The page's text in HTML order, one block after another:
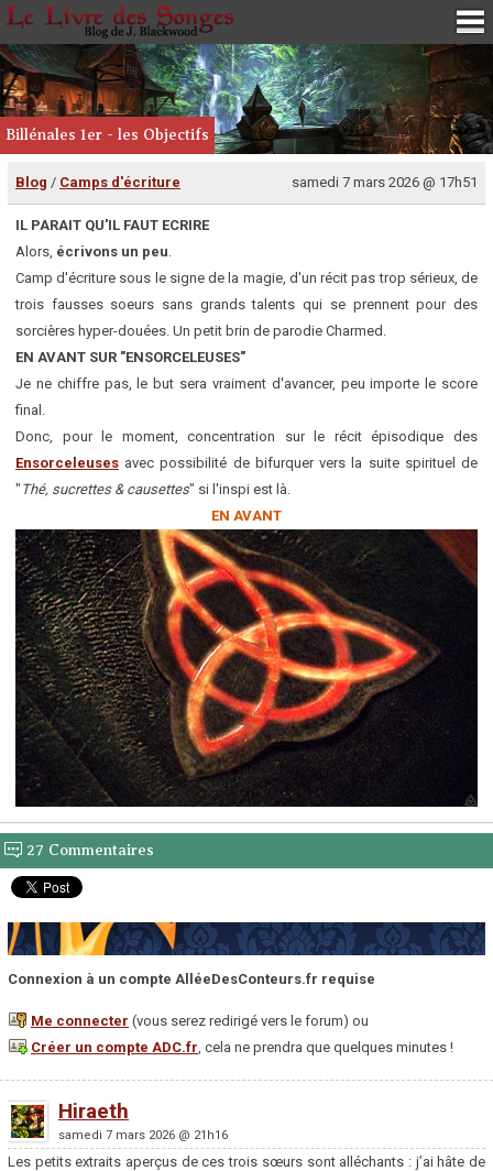
Billénales 1er - les Objectifs
Blog / Camps d'écriture samedi 7 mars 2026 @ 17h51
IL PARAIT QU'IL FAUT ECRIRE
Alors, écrivons un peu.
Camp d'écriture sous le signe de la magie, d'un récit pas trop sérieux, de
trois fausses soeurs sans grands talents qui se prennent pour des
sorcières hyper-douées. Un petit brin de parodie Charmed.
EN AVANT SUR "ENSORCELEUSES"
Je ne chiffre pas, le but sera vraiment d'avancer, peu importe le score
final.
Donc, pour le moment, concentration sur le récit épisodique des
Ensorceleuses avec possibilité de bifurquer vers la suite spirituel de
" Thé, sucrettes & causettes" si l'inspi est là.
EN AVANT
27 Commentaires
Connexion à un compte AlléeDesConteurs.fr requise
Me connecter (vous serez redirigé vers le forum) ou
Créer un compte ADC.fr, cela ne prendra que quelques minutes !
Hiraeth
samedi 7 mars 2026 @ 21h16
Les petits extraits aperçus de ces trois sœurs sont alléchants : j’ai hâte de